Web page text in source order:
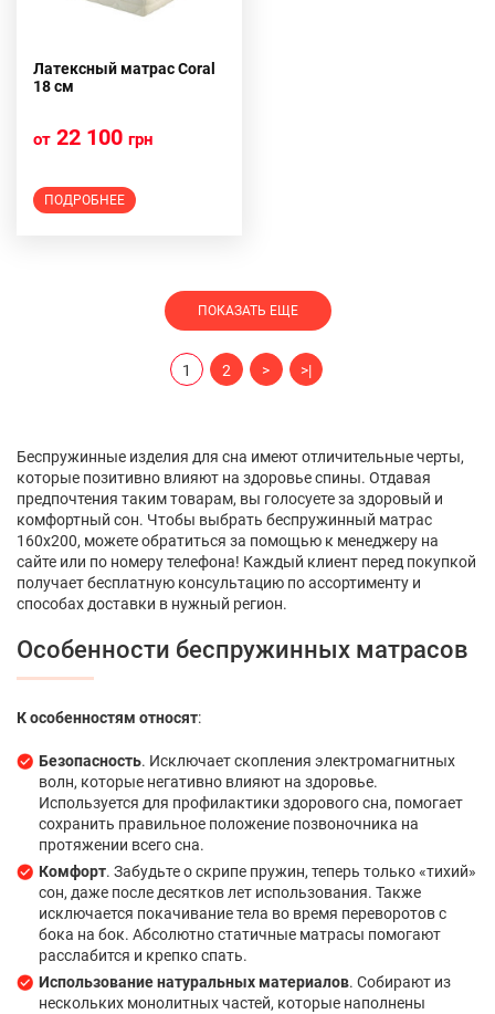
Латексный матрас Coral
18 см
от 22 100 грн
ПОДРОБНЕЕ
ПОКАЗАТЬ ЕЩЕ
1 2 > >|
Беспружинные изделия для сна имеют отличительные черты,
которые позитивно влияют на здоровье спины. Отдавая
предпочтения таким товарам, вы голосуете за здоровый и
комфортный сон. Чтобы выбрать беспружинный матрас
160х200, можете обратиться за помощью к менеджеру на
сайте или по номеру телефона! Каждый клиент перед покупкой
получает бесплатную консультацию по ассортименту и
способах доставки в нужный регион.
Особенности беспружинных матрасов
К особенностям относят:
Безопасность. Исключает скопления электромагнитных
волн, которые негативно влияют на здоровье.
Используется для профилактики здорового сна, помогает
сохранить правильное положение позвоночника на
протяжении всего сна.
Комфорт. Забудьте о скрипе пружин, теперь только «тихий»
сон, даже после десятков лет использования. Также
исключается покачивание тела во время переворотов с
бока на бок. Абсолютно статичные матрасы помогают
расслабится и крепко спать.
Использование натуральных материалов. Собирают из
нескольких монолитных частей, которые наполнены